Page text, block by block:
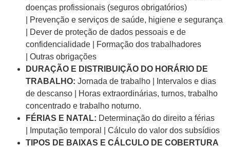
doenças profissionais (seguros obrigatórios)
| Prevenção e serviços de saúde, higiene e segurança
| Dever de proteção de dados pessoais e de
confidencialidade | Formação dos trabalhadores
| Outras obrigações
DURAÇÃO E DISTRIBUIÇÃO DO HORÁRIO DE
TRABALHO: Jornada de trabalho | Intervalos e dias
de descanso | Horas extraordinárias, turnos, trabalho
concentrado e trabalho noturno.
FÉRIAS E NATAL: Determinação do direito a férias
| Imputação temporal | Cálculo do valor dos subsí­dios
TIPOS DE BAIXAS E CÁLCULO DE COBERTURA